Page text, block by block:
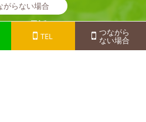
TEL つながら
ない場合
がらない場合
もお電話ください
お問い合わせ